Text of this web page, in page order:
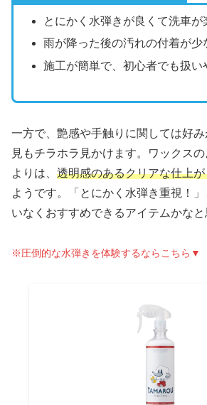
とにかく水弾きが良くて洗車が
雨が降った後の汚れの付着が少
施工が簡単で、初心者でも扱い
一方で、艶感や手触りに関しては好
見もチラホラ見かけます。ワックス
よりは、 透明感のあるクリアな仕上
ようです。「とにかく水弾き重視！
いなくおすすめできるアイテムかなと
※圧倒的な水弾きを体験するならこちら▼